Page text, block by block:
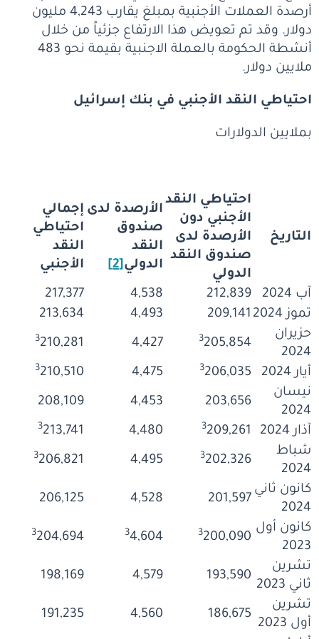
أرصدة العملات الأجنبية بمبلغ يقارب 4,243 مليون
دولار. وقد تم تعويض هذا الارتفاع جزئياً من خلال
أنشطة الحكومة بالعملة الاجنبية بقيمة نحو 483
ملايين دولار.
احتياطي النقد الأجنبي في بنك إسرائيل
بملايين الدولارات
التاريخ
احتياطي النقد
الأجنبي دون
الأرصدة لدى
صندوق النقد
الدولي
الأرصدة لدى
صندوق
النقد
الدولي[2]
إجمالي
احتياطي
النقد
الأجنبي
آب 2024 212,839
4,538
217,377
تموز 2024
209,141
4,493
213,634
حزيران
2024
3205,854
4,427
3210,281
أيار 2024 3206,035
4,475
3210,510
نيسان
2024
203,656
4,453
208,109
آذار 2024 3209,261
4,480
3213,741
شباط
2024
3202,326
4,495
3206,821
كانون ثاني
2024
201,597
4,528
206,125
كانون أول
2023
3200,090
34,604
3204,694
تشرين
ثاني 2023
193,590
4,579
198,169
تشرين
أول 2023
186,675
4,560
191,235